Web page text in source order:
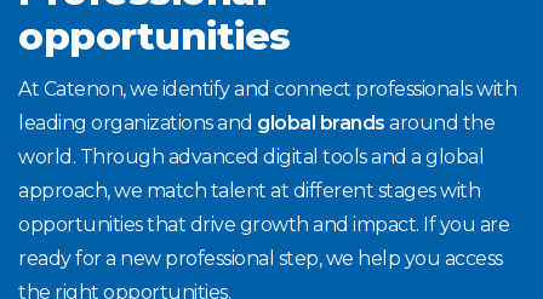
opportunities
At Catenon, we identify and connect professionals with
leading organizations and global brands around the
world. Through advanced digital tools and a global
approach, we match talent at different stages with
opportunities that drive growth and impact. If you are
ready for a new professional step, we help you access
the right opportunities.